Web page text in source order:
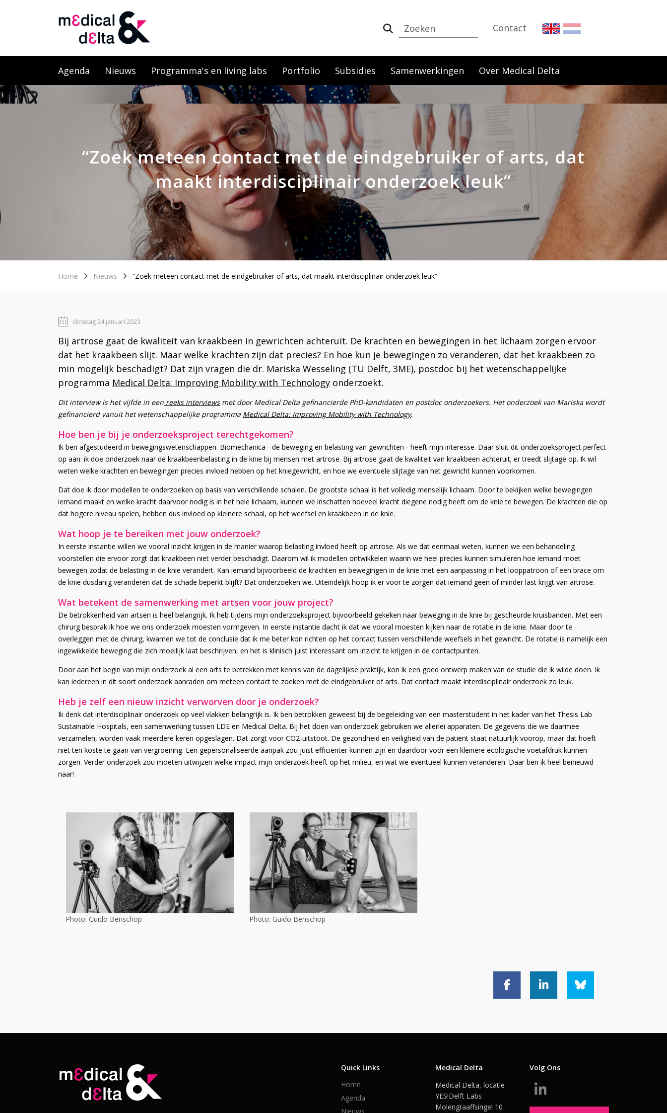
Contact
Agenda Nieuws Programma's en living labs Portfolio Subsidies Samenwerkingen Over Medical Delta
“Zoek meteen contact met de eindgebruiker of arts, dat
maakt interdisciplinair onderzoek leuk”
Home Nieuws “Zoek meteen contact met de eindgebruiker of arts, dat maakt interdisciplinair onderzoek leuk”
dinsdag 24 januari 2023
Bij artrose gaat de kwaliteit van kraakbeen in gewrichten achteruit. De krachten en bewegingen in het lichaam zorgen ervoor
dat het kraakbeen slijt. Maar welke krachten zijn dat precies? En hoe kun je bewegingen zo veranderen, dat het kraakbeen zo
min mogelijk beschadigt? Dat zijn vragen die dr. Mariska Wesseling (TU Delft, 3ME), postdoc bij het wetenschappelijke
programma Medical Delta: Improving Mobility with Technology onderzoekt.
Dit interview is het vijfde in een reeks interviewsmet door Medical Delta gefinancierde PhD-kandidaten en postdoc onderzoekers. Het onderzoek van Mariska wordt
gefinancierd vanuit het wetenschappelijke programma Medical Delta: Improving Mobility with Technology.
Hoe ben je bij je onderzoeksproject terechtgekomen?
Ik ben afgestudeerd in bewegingswetenschappen. Biomechanica - de beweging en belasting van gewrichten - heeft mijn interesse. Daar sluit dit onderzoeksproject perfect
op aan: ik doe onderzoek naar de kraakbeenbelasting in de knie bij mensen met artrose. Bij artrose gaat de kwaliteit van kraakbeen achteruit; er treedt slijtage op. Ik wil
weten welke krachten en bewegingen precies invloed hebben op het kniegewricht, en hoe we eventuele slijtage van het gewricht kunnen voorkomen.
Dat doe ik door modellen te onderzoeken op basis van verschillende schalen. De grootste schaal is het volledig menselijk lichaam. Door te bekijken welke bewegingen
iemand maakt en welke kracht daarvoor nodig is in het hele lichaam, kunnen we inschatten hoeveel kracht diegene nodig heeft om de knie te bewegen. De krachten die op
dat hogere niveau spelen, hebben dus invloed op kleinere schaal, op het weefsel en kraakbeen in de knie.
Wat hoop je te bereiken met jouw onderzoek?
In eerste instantie willen we vooral inzicht krijgen in de manier waarop belasting invloed heeft op artrose. Als we dat eenmaal weten, kunnen we een behandeling
voorstellen die ervoor zorgt dat kraakbeen niet verder beschadigt. Daarom wil ik modellen ontwikkelen waarin we heel precies kunnen simuleren hoe iemand moet
bewegen zodat de belasting in de knie verandert. Kan iemand bijvoorbeeld de krachten en bewegingen in de knie met een aanpassing in het looppatroon of een brace om
de knie dusdanig veranderen dat de schade beperkt blijft? Dat onderzoeken we. Uiteindelijk hoop ik er voor te zorgen dat iemand geen of minder last krijgt van artrose.
Wat betekent de samenwerking met artsen voor jouw project?
De betrokkenheid van artsen is heel belangrijk. Ik heb tijdens mijn onderzoeksproject bijvoorbeeld gekeken naar beweging in de knie bij gescheurde kruisbanden. Met een
chirurg besprak ik hoe we ons onderzoek moesten vormgeven. In eerste instantie dacht ik dat we vooral moesten kijken naar de rotatie in de knie. Maar door te
overleggen met de chirurg, kwamen we tot de conclusie dat ik me beter kon richten op het contact tussen verschillende weefsels in het gewricht. De rotatie is namelijk een
ingewikkelde beweging die zich moeilijk laat beschrijven, en het is klinisch juist interessant om inzicht te krijgen in de contactpunten.
Door aan het begin van mijn onderzoek al een arts te betrekken met kennis van de dagelijkse praktijk, kon ik een goed ontwerp maken van de studie die ik wilde doen. Ik
kan iedereen in dit soort onderzoek aanraden om meteen contact te zoeken met de eindgebruiker of arts. Dat contact maakt interdisciplinair onderzoek zo leuk.
Heb je zelf een nieuw inzicht verworven door je onderzoek?
Ik denk dat interdisciplinair onderzoek op veel vlakken belangrijk is. Ik ben betrokken geweest bij de begeleiding van een masterstudent in het kader van het Thesis Lab
Sustainable Hospitals, een samenwerking tussen LDE en Medical Delta. Bij het doen van onderzoek gebruiken we allerlei apparaten. De gegevens die we daarmee
verzamelen, worden vaak meerdere keren opgeslagen. Dat zorgt voor CO2-uitstoot. De gezondheid en veiligheid van de patiënt staat natuurlijk voorop, maar dat hoeft
niet ten koste te gaan van vergroening. Een gepersonaliseerde aanpak zou juist efficiënter kunnen zijn en daardoor voor een kleinere ecologische voetafdruk kunnen
zorgen. Verder onderzoek zou moeten uitwijzen welke impact mijn onderzoek heeft op het milieu, en wat we eventueel kunnen veranderen. Daar ben ik heel benieuwd
naar!
Photo: Guido Benschop Photo: Guido Benschop
Quick Links
Home
Agenda
Medical Delta
Medical Delta, locatie
YES!Delft Labs
Molengraaffsingel 10
Volg Ons